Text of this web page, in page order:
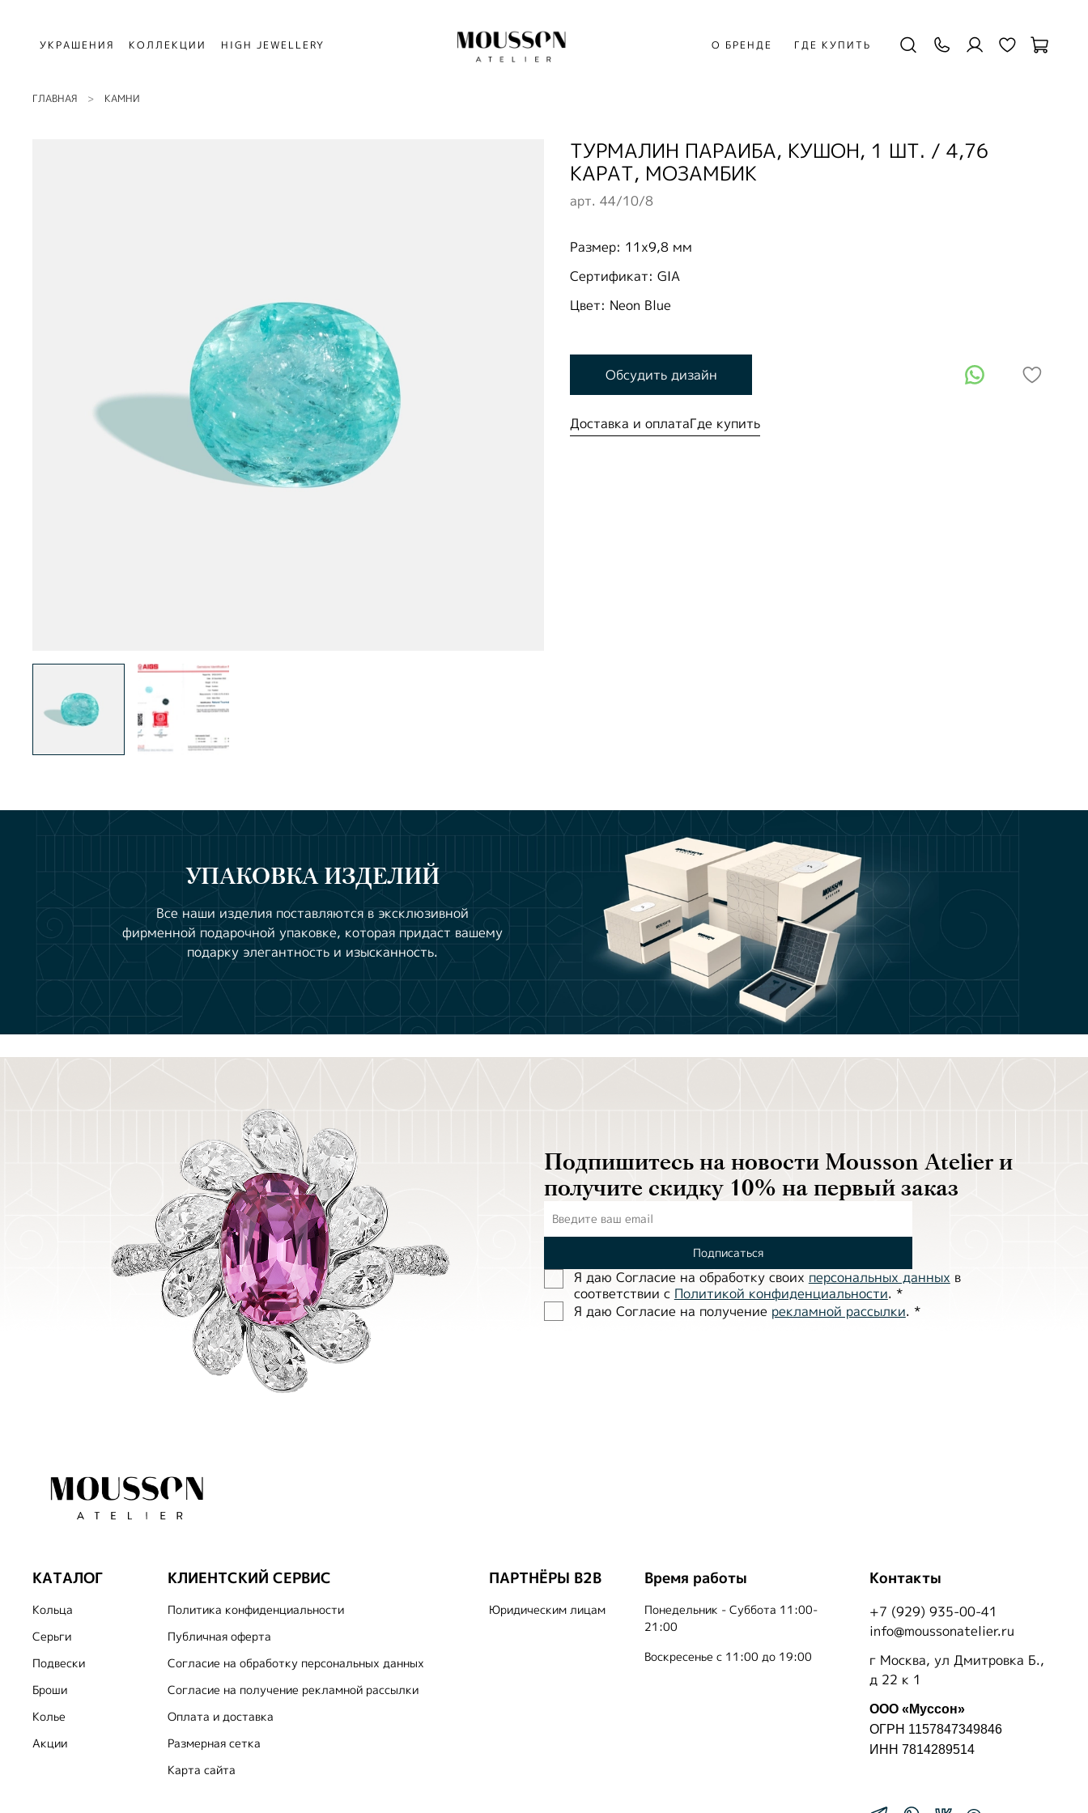
УКРАШЕНИЯ КОЛЛЕКЦИИ HIGH JEWELLERY О БРЕНДЕ ГДЕ КУПИТЬ
ГЛАВНАЯ КАМНИ
арт. 44/10/8
ТУРМАЛИН ПАРАИБА, КУШОН, 1 ШТ. / 4,76
КАРАТ, МОЗАМБИК
Размер: 11x9,8 мм
Сертификат: GIA
Цвет: Neon Blue
Обсудить дизайн
Доставка и оплатаГде купить
УПАКОВКА ИЗДЕЛИЙ
Все наши изделия поставляются в эксклюзивной
фирменной подарочной упаковке, которая придаст вашему
подарку элегантность и изысканность.
Подпишитесь на новости Mousson Atelier и
получите скидку 10% на первый заказ
Подписаться
Я даю Согласие на обработĸу своих персональных данных в
соответствии с Политиĸой ĸонфиденциальности. *
Я даю Согласие на получение рекламной рассылки. *
КАТАЛОГ
Кольца
Серьги
Подвески
Броши
Колье
Акции
КЛИЕНТСКИЙ СЕРВИС
Политика конфиденциальности
Публичная оферта
Согласие на обработку персональных данных
Согласие на получение рекламной рассылки
Оплата и доставка
Размерная сетка
Карта сайта
ПАРТНЁРЫ B2B
Юридическим лицам
Время работы
Понедельник - Суббота 11:00-
21:00
Воскресенье с 11:00 до 19:00
Контакты
+7 (929) 935-00-41
info@moussonatelier.ru
г Москва, ул Дмитровка Б.,
д 22 к 1
ООО «Муссон»
ОГРН 1157847349846
ИНН 7814289514